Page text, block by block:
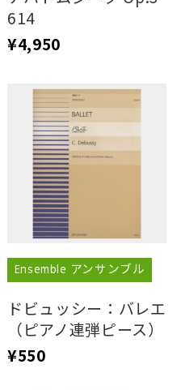
614
¥4,950
Ensemble アンサンブル
ドビュッシー：バレエ
（ピアノ連弾ピース）
¥550